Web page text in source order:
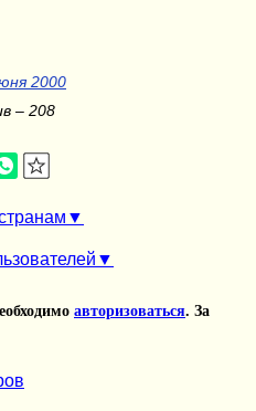
2000
– 208
авторизоваться. За